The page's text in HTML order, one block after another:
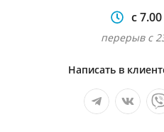
с
перерыв с
Написать в